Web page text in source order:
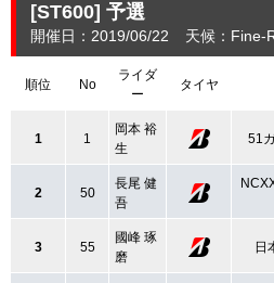
[ST600] 予選
開催日：2019/06/22 天候：Fine-
順位 No
ライダ
ー
タイヤ
1 1
岡本 裕
生
51
2 50
長尾 健
吾
3 55
國峰 琢
磨
日